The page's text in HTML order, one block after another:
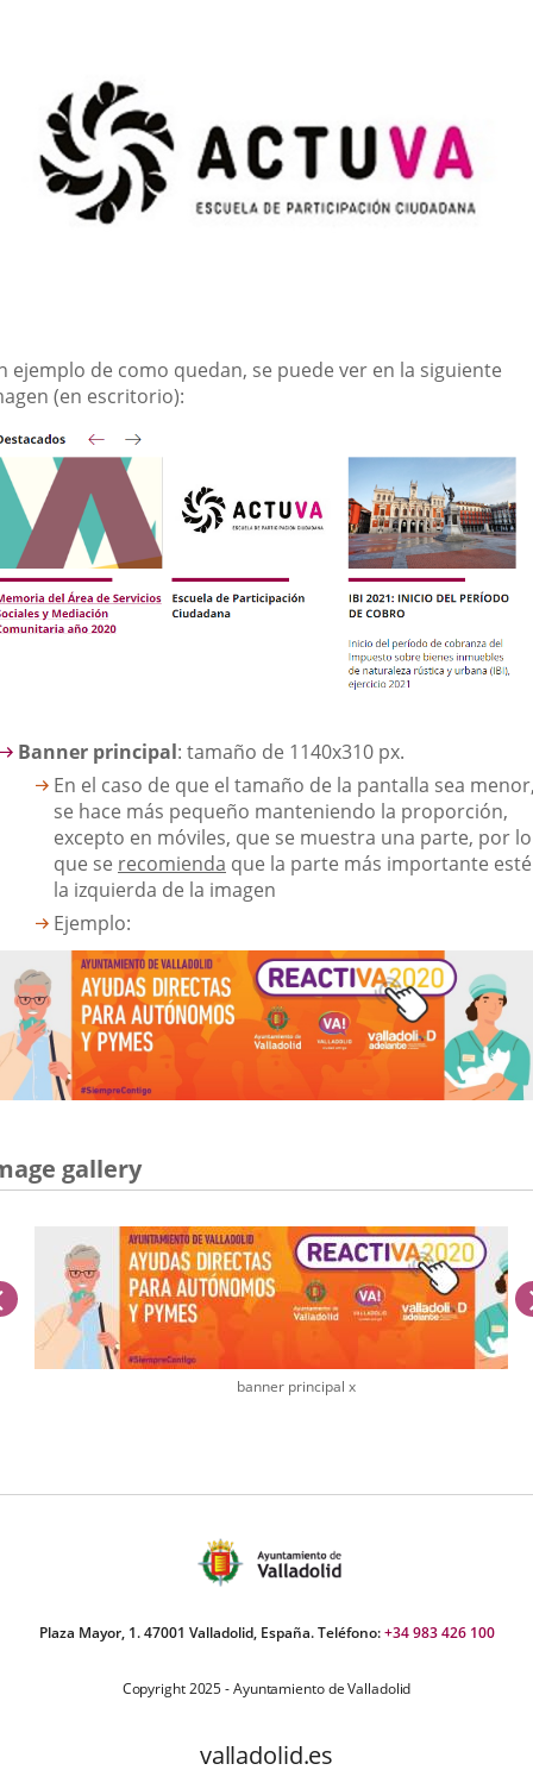
ejemplo de como quedan, se puede ver en la siguiente
(en escritorio):
Banner principal: tamaño de 1140x310 px.
En el caso de que el tamaño de la pantalla sea
se hace más pequeño manteniendo la proporción,
excepto en móviles, que se muestra una parte, por lo
que se recomienda que la parte más importante
la izquierda de la imagen
Ejemplo:
gallery
banner principal x
previus
Plaza Mayor, 1. 47001 Valladolid, España. Teléfono:+34 983 426 100
Copyright 2025 - Ayuntamiento de Valladolid
valladolid.es